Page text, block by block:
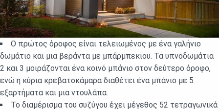
Ο πρώτος όροφος είναι τελειωμένος με ένα γαλήνιο
δωμάτιο και μια βεράντα με μπάρμπεκιου. Τα υπνοδωμάτια
2 και 3 μοιράζονται ένα κοινό μπάνιο στον δεύτερο όροφο,
ενώ η κύρια κρεβατοκάμαρα διαθέτει ένα μπάνιο με 5
εξαρτήματα και μια ντουλάπα.
Το διαμέρισμα του συζύγου έχει μέγεθος 52 τετραγωνικά